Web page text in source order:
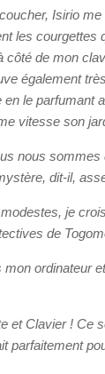
Isirio
les courgettes
côté de mon
également
le parfumant
vitesse son
nous sommes
dit-il,
je
de
ordinateur
et Clavier ! Ce
parfaitement